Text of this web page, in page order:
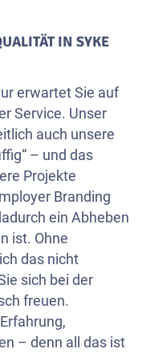
IN SYKE
erwartet Sie auf
Service. Unser
auch unsere
– und das
Projekte
Branding
ein Abheben
ist. Ohne
das nicht
sich bei der
freuen.
– denn all das ist